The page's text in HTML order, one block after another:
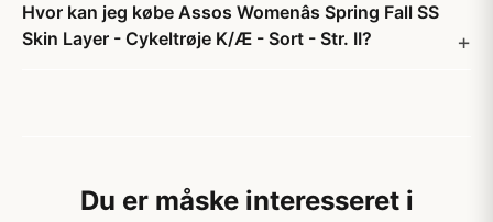
Hvor kan jeg købe Assos Womenâs Spring Fall SS
Skin Layer - Cykeltrøje K/Æ - Sort - Str. II?
Du er måske interesseret i